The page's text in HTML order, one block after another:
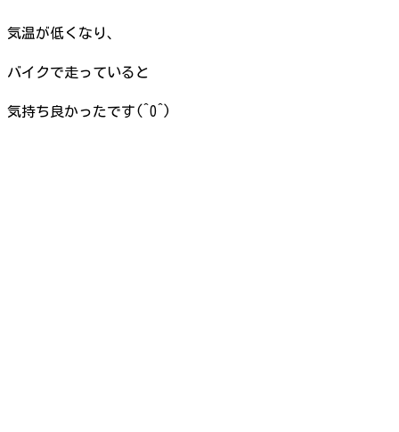
気温が低くなり、
バイクで走っていると
気持ち良かったです(^O^)